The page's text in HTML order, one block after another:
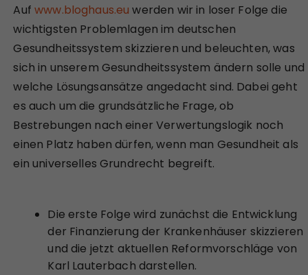
Aufwww.bloghaus.eu werden wir in loser Folge die
wichtigsten Problemlagen im deutschen
Gesundheitssystem skizzieren und beleuchten, was
sich in unserem Gesundheitssystem ändern solle und
welche Lösungsansätze angedacht sind. Dabei geht
es auch um die grundsätzliche Frage, ob
Bestrebungen nach einer Verwertungslogik noch
einen Platz haben dürfen, wenn man Gesundheit als
ein universelles Grundrecht begreift.
Die erste Folge wird zunächst die Entwicklung
der Finanzierung der Krankenhäuser skizzieren
und die jetzt aktuellen Reformvorschläge von
Karl Lauterbach darstellen.